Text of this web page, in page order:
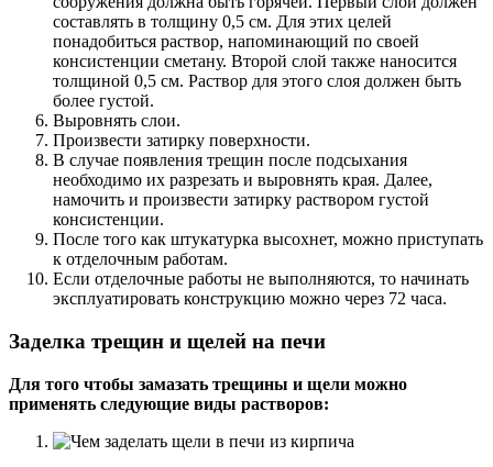
составлять в толщину 0,5 см. Для этих целей
понадобиться раствор, напоминающий по своей
консистенции сметану. Второй слой также наносится
толщиной 0,5 см. Раствор для этого слоя должен быть
более густой.
Выровнять слои.
Произвести затирку поверхности.
В случае появления трещин после подсыхания
необходимо их разрезать и выровнять края. Далее,
намочить и произвести затирку раствором густой
консистенции.
После того как штукатурка высохнет, можно приступать
к отделочным работам.
Если отделочные работы не выполняются, то начинать
эксплуатировать конструкцию можно через 72 часа.
Заделка трещин и щелей на печи
Для того чтобы замазать трещины и щели можно
применять следующие виды растворов: